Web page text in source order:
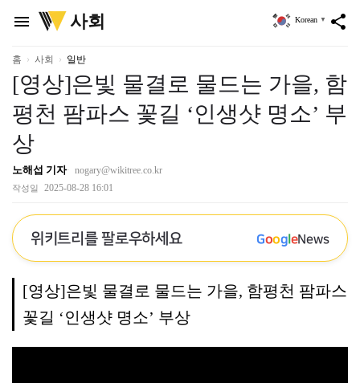
menu
위
키
리
사회 share
Korean ▼
홈 사회 일반
[영상]은빛 물결로 물드는 가을, 함
평천 팜파스 꽃길 ‘인생샷 명소’ 부
상
노해섭 기자 nogary@wikitree.co.kr
작성일 2025-08-28 16:01
위키트리를 팔로우하세요 GoogleNews
[영상]은빛 물결로 물드는 가을, 함평천 팜파스
꽃길 ‘인생샷 명소’ 부상